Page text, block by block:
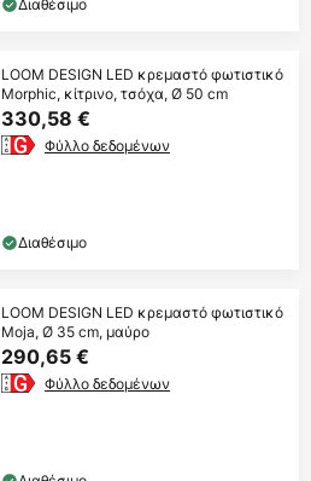
Διαθέσιμο
LOOM DESIGN LED κρεμαστό φωτιστικό
Morphic, κίτρινο, τσόχα, Ø 50 cm
330,58 €
Φύλλο δεδομένων
Διαθέσιμο
LOOM DESIGN LED κρεμαστό φωτιστικό
Moja, Ø 35 cm, μαύρο
290,65 €
Φύλλο δεδομένων